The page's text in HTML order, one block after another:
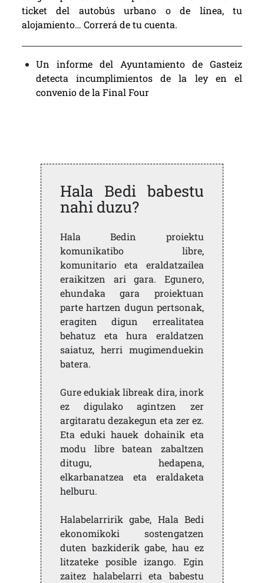
ticket del autobús urbano o de línea, tu
alojamiento… Correrá de tu cuenta.
Un informe del Ayuntamiento de Gasteiz
detecta incumplimientos de la ley en el
convenio de la Final Four
Hala Bedi babestu
nahi duzu?
Hala Bedin proiektu
komunikatibo libre,
komunitario eta eraldatzailea
eraikitzen ari gara. Egunero,
ehundaka gara proiektuan
parte hartzen dugun pertsonak,
eragiten digun errealitatea
behatuz eta hura eraldatzen
saiatuz, herri mugimenduekin
batera.
Gure edukiak libreak dira, inork
ez digulako agintzen zer
argitaratu dezakegun eta zer ez.
Eta eduki hauek dohainik eta
modu libre batean zabaltzen
ditugu, hedapena,
elkarbanatzea eta eraldaketa
helburu.
Halabelarririk gabe, Hala Bedi
ekonomikoki sostengatzen
duten bazkiderik gabe, hau ez
litzateke posible izango. Egin
zaitez halabelarri eta babestu